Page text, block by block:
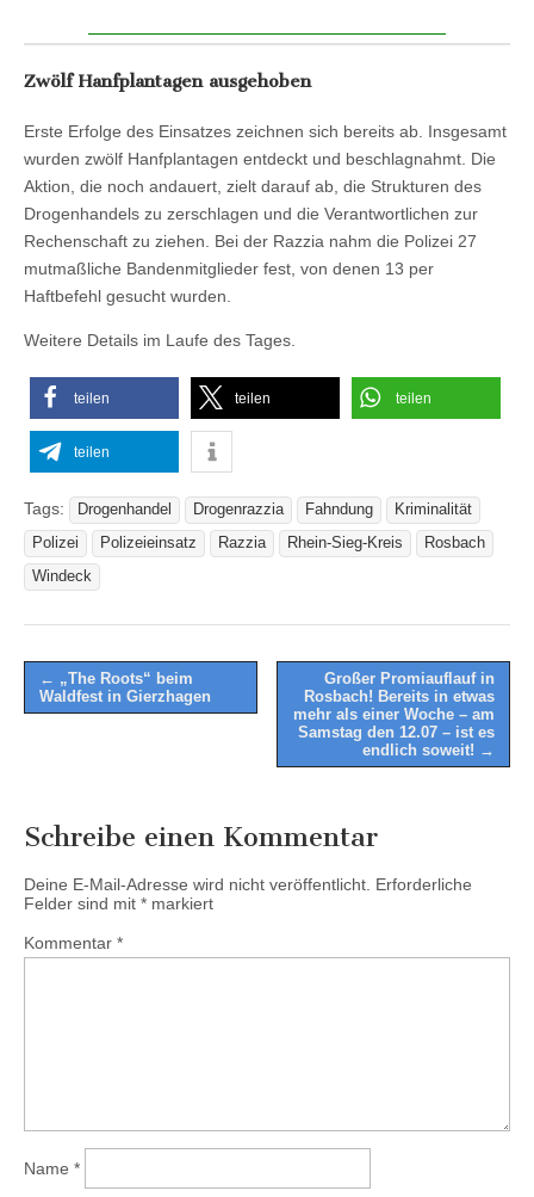
Zwölf Hanfplantagen ausgehoben
Erste Erfolge des Einsatzes zeichnen sich bereits ab. Insgesamt
wurden zwölf Hanfplantagen entdeckt und beschlagnahmt. Die
Aktion, die noch andauert, zielt darauf ab, die Strukturen des
Drogenhandels zu zerschlagen und die Verantwortlichen zur
Rechenschaft zu ziehen. Bei der Razzia nahm die Polizei 27
mutmaßliche Bandenmitglieder fest, von denen 13 per
Haftbefehl gesucht wurden.
Weitere Details im Laufe des Tages.
teilen teilen teilen
teilen
Tags: Drogenhandel Drogenrazzia Fahndung
Kriminalität
Polizei
Polizeieinsatz Razzia Rhein-Sieg-Kreis
Rosbach
Windeck
Post
navigation
← „The Roots“ beim
Waldfest in Gierzhagen
Großer Promiauflauf in
Rosbach! Bereits in etwas
mehr als einer Woche – am
Samstag den 12.07 – ist es
endlich soweit! →
Schreibe einen Kommentar
Deine E-Mail-Adresse wird nicht veröffentlicht. Erforderliche
Felder sind mit * markiert
Kommentar *
Name *